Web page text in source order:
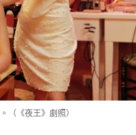
（《夜王》劇照）